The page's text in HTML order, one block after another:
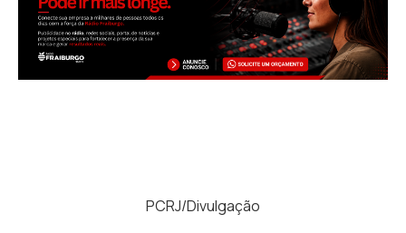
PCRJ/Divulgação